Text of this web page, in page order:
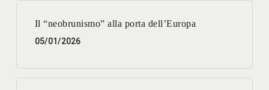
Il “neobrunismo” alla porta dell’Europa
05/01/2026